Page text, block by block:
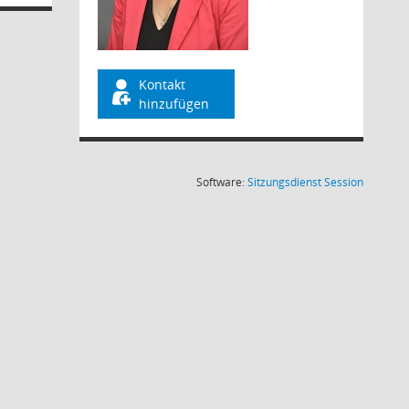
Kontakt
hinzufügen
Software:SitzungsdienstSession(Wird in